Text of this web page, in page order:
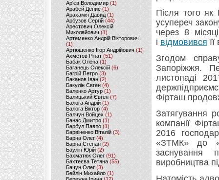
Ар'єв Володимир (1)
Арабей Денис(1)
Арахамія Давид (1)
Арбузов Сергій (44)
Арестович Олексій
Миколайович(1)
Артеменко Андрій Вікторович
(1)
Артюшенко Ігор Андрійович(1)
Ахметов Рінат(51)
Бабак Олена(1)
Баганець Олексій(6)
Багрій Петро (3)
Баканов Іван(2)
Бакулін Євген (4)
Баленко Артур(1)
Балицький Євген(7)
Балога Андрій (1)
Балога Віктор (4)
Балчун Войцех (1)
Банас Дмитро (1)
Барбул Павло(1)
Барвіненко Віталій(3)
Барна Олег (4)
Барна Степан (2)
Баулін Юрій (2)
Бахматюк Олег (91)
Бахтеєва Тетяна(55)
Бачун Олег (3)
Бейлін Михайло (1)
Після того
усупереч
через 8
і відмовився
Згодом
Запоріжжя.
листопаді
Фірташ
Затягування
компанії
2016
«ЗТМК» до
заснування
виробництва